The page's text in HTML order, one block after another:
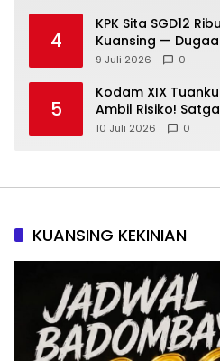
4
KPK Sita SGD12
Kuansing —
Dana Alih Fungsi
9 Juli 2026 0
5
Kodam XIX
Ambil Risiko!
Diuji Total
10 Juli 2026 0
KUANSING KEKINIAN